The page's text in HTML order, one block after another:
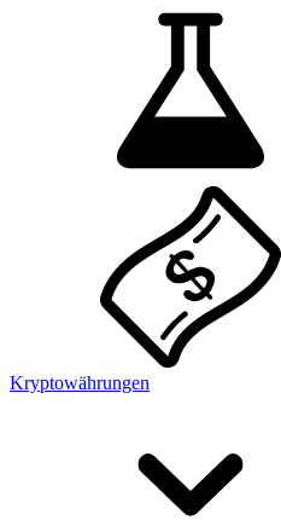
Kryptowährungen